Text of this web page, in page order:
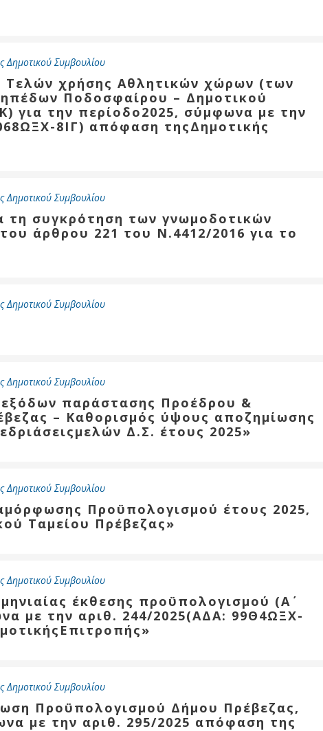
Δημοτικού Συμβουλίου
Τελών χρήσης Αθλητικών χώρων (των
Ποδοσφαίρου – Δημοτικού
για την περίοδο2025, σύμφωνα με την
8ΙΓ) απόφαση τηςΔημοτικής
Δημοτικού Συμβουλίου
τη συγκρότηση των γνωμοδοτικών
άρθρου 221 του Ν.4412/2016 για το
Δημοτικού Συμβουλίου
Δημοτικού Συμβουλίου
εξόδων παράστασης Προέδρου &
– Καθορισμός ύψους αποζημίωσης
Δ.Σ. έτους 2025»
Δημοτικού Συμβουλίου
Προϋπολογισμού έτους 2025,
Ταμείου Πρέβεζας»
Δημοτικού Συμβουλίου
έκθεσης προϋπολογισμού (Α΄
με την αριθ. 244/2025(ΑΔΑ: 99Θ4ΩΞΧ-
Δημοτικού Συμβουλίου
Προϋπολογισμού Δήμου Πρέβεζας,
με την αριθ. 295/2025 απόφαση της